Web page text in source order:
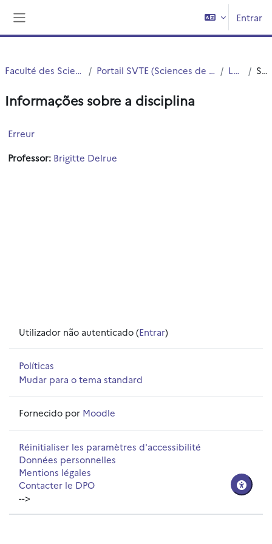
Entrar
Faculté des Sciences et Technologies (FST) Portail SVTE (Sciences de la Vie, de la Terre et de l'Environnement) L1 SVTE S1 Sumário
Informações sobre a disciplina
Erreur
Professor: Brigitte Delrue
Utilizador não autenticado (Entrar)
Políticas
Mudar para o tema standard
Fornecido por Moodle
Réinitialiser les paramètres d'accessibilité
Données personnelles
Mentions légales
Contacter le DPO
-->